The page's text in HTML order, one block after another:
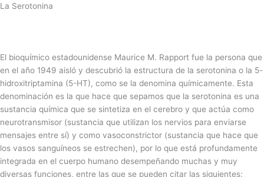
La Serotonina
El bioquímico estadounidense Maurice M. Rapport fue la persona que
en el año 1949 aisló y descubrió la estructura de la serotonina o la 5-
hidroxitriptamina (5-HT), como se la denomina químicamente. Esta
denominación es la que hace que sepamos que la serotonina es una
sustancia química que se sintetiza en el cerebro y que actúa como
neurotransmisor (sustancia que utilizan los nervios para enviarse
mensajes entre sí) y como vasoconstrictor (sustancia que hace que
los vasos sanguíneos se estrechen), por lo que está profundamente
integrada en el cuerpo humano desempeñando muchas y muy
diversas funciones, entre las que se pueden citar las siguientes: